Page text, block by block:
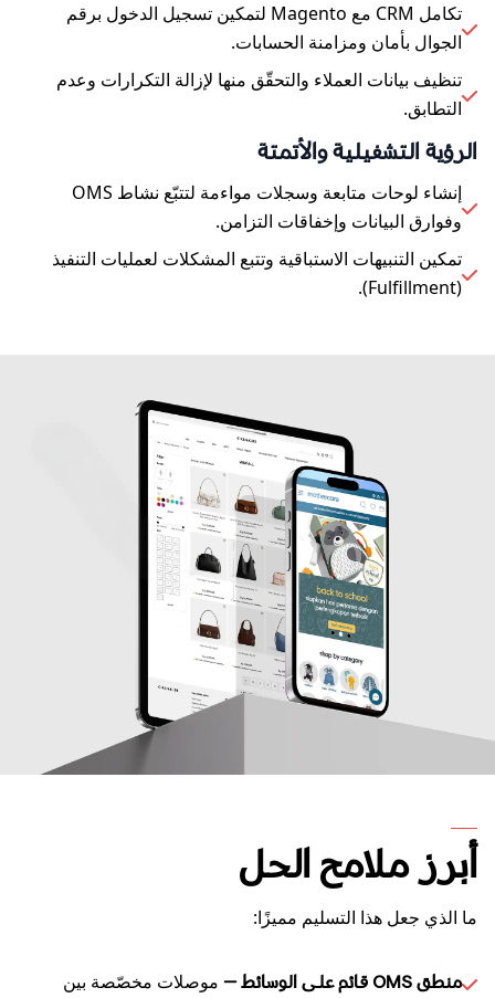
تكامل CRM مع Magento لتمكين تسجيل الدخول برقم
الجوال بأمان ومزامنة الحسابات.
تنظيف بيانات العملاء والتحقّق منها لإزالة التكرارات وعدم
التطابق.
الرؤية التشغيلية والأتمتة
إنشاء لوحات متابعة وسجلات مواءمة لتتبّع نشاط OMS
وفوارق البيانات وإخفاقات التزامن.
تمكين التنبيهات الاستباقية وتتبع المشكلات لعمليات التنفيذ
(Fulfillment).
أبرز ملامح الحل
ما الذي جعل هذا التسليم مميزًا:
منطق OMS قائم على الوسائط –
موصلات مخصّصة بين